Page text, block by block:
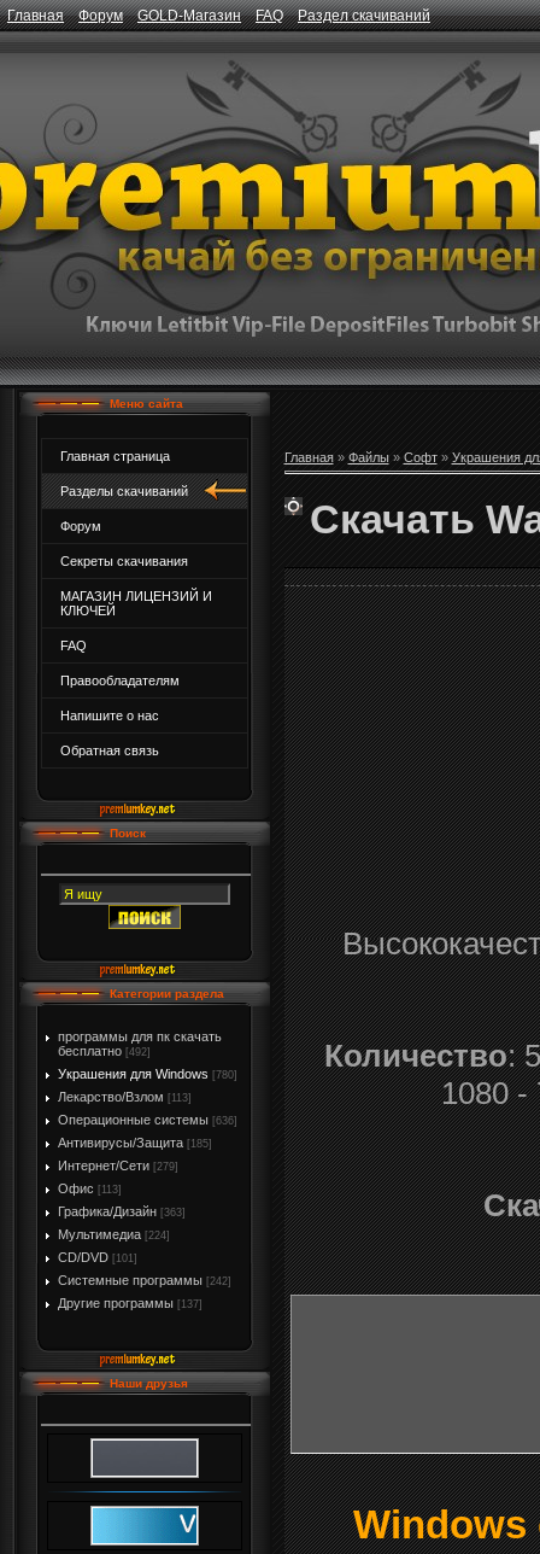
Главная Форум GOLD-Магазин FAQ Раздел скачиваний
Меню сайта
Главная страница
Разделы скачиваний
Форум
Секреты скачивания
МАГАЗИН ЛИЦЕНЗИЙ И
КЛЮЧЕЙ
FAQ
Правообладателям
Напишите о нас
Обратная связь
Поиск
Категории раздела
программы для пк скачать
бесплатно [492]
Украшения для Windows [780]
Лекарство/Взлом [113]
Операционные системы [636]
Антивирусы/Защита [185]
Интернет/Сети [279]
Офис [113]
Графика/Дизайн [363]
Мультимедиа [224]
CD/DVD [101]
Системные программы [242]
Другие программы [137]
Наши друзья
Главная» Файлы» Софт» Украшения
Скачать
Количество:
1080 -
Windows